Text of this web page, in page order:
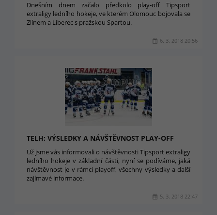
Dnešním dnem začalo předkolo play-off Tipsport
extraligy ledního hokeje, ve kterém Olomouc bojovala se
Zlínem a Liberec s pražskou Spartou.
6. 3. 2018 20:56
TELH: VÝSLEDKY A NÁVŠTĚVNOST PLAY-OFF
Už jsme vás informovali o návštěvnosti Tipsport extraligy
ledního hokeje v základní části, nyní se podíváme, jaká
návštěvnost je v rámci playoff, všechny výsledky a další
zajímavé informace.
5. 3. 2018 22:47